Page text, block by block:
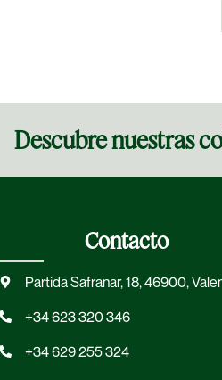
Descubre nuestras
Contacto
Partida Safranar, 18, 46900,
+34 623 320 346
+34 629 255 324